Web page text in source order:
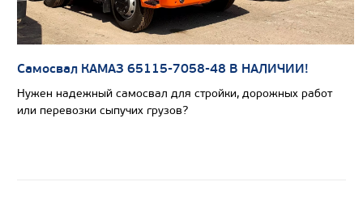
Цена по запросу
Самосвал КАМАЗ 65115-7058-48 В НАЛИЧИИ!
Нужен надежный самосвал для стройки, дорожных работ
или перевозки сыпучих грузов?